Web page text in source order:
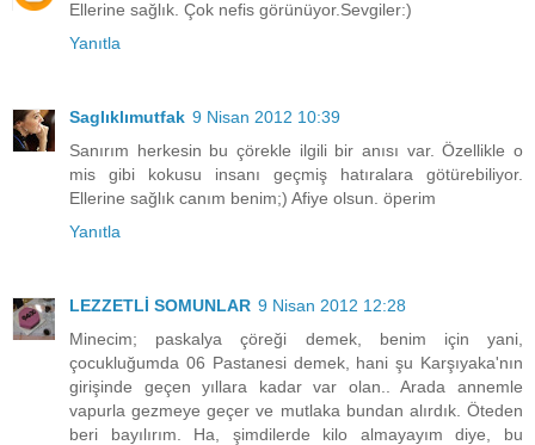
Ellerine sağlık. Çok nefis görünüyor.Sevgiler:)
Yanıtla
Saglıklımutfak 9 Nisan 2012 10:39
Sanırım herkesin bu çörekle ilgili bir anısı var. Özellikle o
mis gibi kokusu insanı geçmiş hatıralara götürebiliyor.
Ellerine sağlık canım benim;) Afiye olsun. öperim
Yanıtla
LEZZETLİ SOMUNLAR 9 Nisan 2012 12:28
Minecim; paskalya çöreği demek, benim için yani,
çocukluğumda 06 Pastanesi demek, hani şu Karşıyaka'nın
girişinde geçen yıllara kadar var olan.. Arada annemle
vapurla gezmeye geçer ve mutlaka bundan alırdık. Öteden
beri bayılırım. Ha, şimdilerde kilo almayayım diye, bu